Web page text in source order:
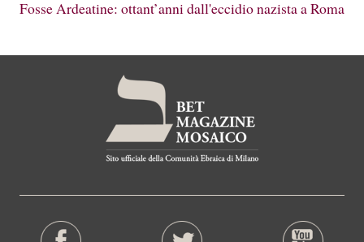
Fosse Ardeatine: ottant’anni dall'eccidio nazista a Roma